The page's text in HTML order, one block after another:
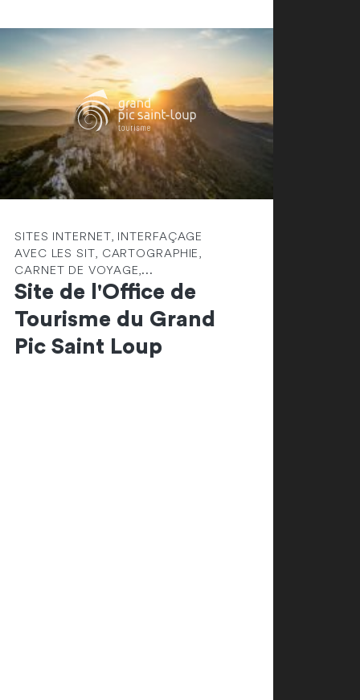
SITES INTERNET, INTERFAÇAGE
AVEC LES SIT, CARTOGRAPHIE,
CARNET DE VOYAGE,...
Site de l'Office de
Tourisme du Grand
Pic Saint Loup